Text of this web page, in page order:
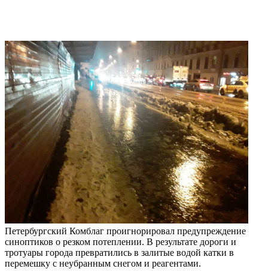
Петербургский Комблаг проигнорировал предупреждение
синоптиков о резком потеплении. В результате дороги и
тротуары города превратились в залитые водой катки в
перемешку с неубранным снегом и реагентами.